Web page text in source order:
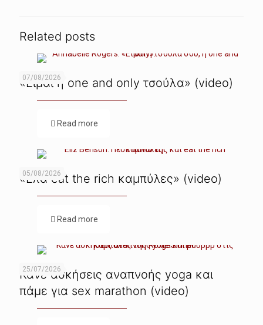
Related posts
07/08/2026
«Είμαι η one and only τσούλα» (video)
Read more
05/08/2026
«Ελα eat the rich καμπύλες» (video)
Read more
25/07/2026
Κάνε ασκήσεις αναπνοής yoga και
πάμε για sex marathon (video)